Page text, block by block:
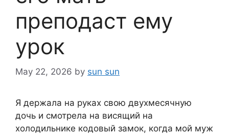
преподаст ему
урок
May 22, 2026 by sun sun
Я держала на руках свою двухмесячную
дочь и смотрела на висящий на
холодильнике кодовый замок, когда мой муж